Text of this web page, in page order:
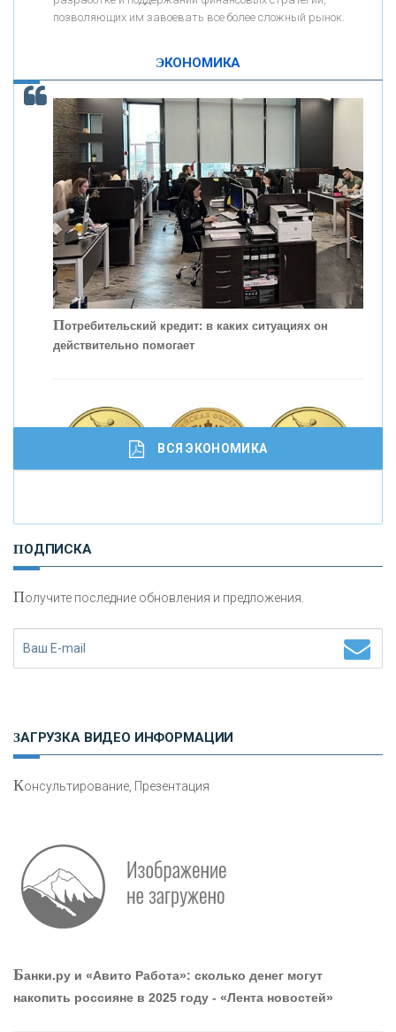
ОНАС
КОНТАКТЫ
К ак Система быстрых платежей за пять лет
привлечь и удержать персонал - «Интервью»
позволяющих им завоевать все более сложный рынок.
ЭКОНОМИКА
Потребительский кредит: в каких ситуациях он
действительно помогает
И
сохранения и увеличения капитала
ВСЯ ЭКОНОМИКА
ПОДПИСКА
Получите последние обновления и предложения.
ЗАГРУЗКА ВИДЕО ИНФОРМАЦИИ
Консультирование, Презентация
Банки.ру и «Авито Работа»: сколько денег могут
накопить россияне в 2025 году - «Лента новостей»